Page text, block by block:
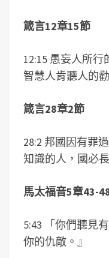
箴言12章15節
12:15 愚妄人所
智慧人肯聽人的
箴言28章2節
28:2 邦國因有罪
知識的人，國必
馬太福音5章43-
5:43 「你們聽見
你的仇敵。』